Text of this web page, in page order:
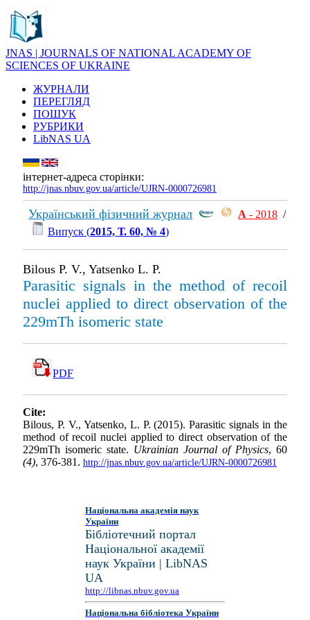
JNAS | JOURNALS OF NATIONAL ACADEMY OF
SCIENCES OF UKRAINE
ЖУРНАЛИ
ПЕРЕГЛЯД
ПОШУК
РУБРИКИ
LibNAS UA
інтернет-адреса сторінки:
http://jnas.nbuv.gov.ua/article/UJRN-0000726981
Український фізичний журнал А - 2018 /
Випуск (2015, Т. 60, № 4)
Bilous P. V., Yatsenko L. P.
Parasitic signals in the method of recoil
nuclei applied to direct observation of the
229mTh isomeric state
PDF
Cite:
Bilous, P. V., Yatsenko, L. P. (2015). Parasitic signals in the
method of recoil nuclei applied to direct observation of the
229mTh isomeric state. Ukrainian Journal of Physics, 60
(4), 376-381. http://jnas.nbuv.gov.ua/article/UJRN-0000726981
Національна академія наук
України
Бібліотечний портал
Національної академії
наук України | LibNAS
UA
http://libnas.nbuv.gov.ua
Національна бібліотека України